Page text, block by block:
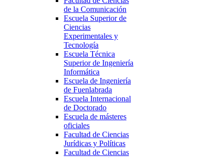
de la Comunicación
Escuela Superior de
Ciencias
Experimentales y
Tecnología
Escuela Técnica
Superior de Ingeniería
Informática
Escuela de Ingeniería
de Fuenlabrada
Escuela Internacional
de Doctorado
Escuela de másteres
oficiales
Facultad de Ciencias
Jurídicas y Políticas
Facultad de Ciencias